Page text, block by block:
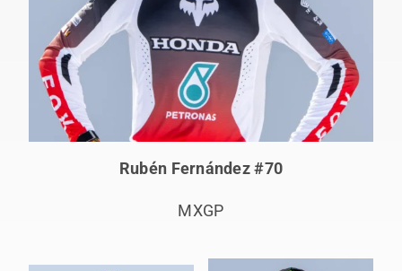
Rubén Fernández #70
MXGP